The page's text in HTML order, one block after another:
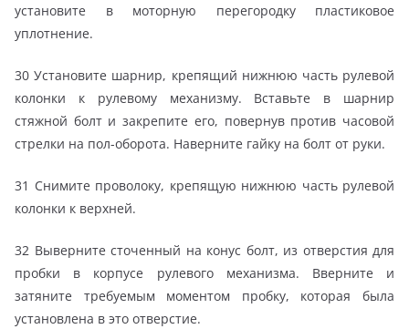
установите в моторную перегородку пластиковое
уплотнение.
30 Установите шарнир, крепящий нижнюю часть рулевой
колонки к рулевому механизму. Вставьте в шарнир
стяжной болт и закрепите его, повернув против часовой
стрелки на пол-оборота. Наверните гайку на болт от руки.
31 Снимите проволоку, крепящую нижнюю часть рулевой
колонки к верхней.
32 Выверните сточенный на конус болт, из отверстия для
пробки в корпусе рулевого механизма. Вверните и
затяните требуемым моментом пробку, которая была
установлена в это отверстие.